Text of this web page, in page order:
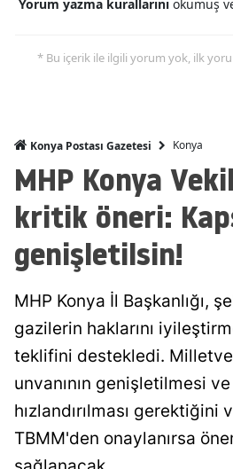
Yorum yazma kurallarını okumuş
* Bu içerik ile ilgili yorum yok, ilk
Konya Postası Gazetesi Konya
MHP Konya
kritik öneri:
genişletilsin!
MHP Konya İl Başkanlığı,
gazilerin haklarını
teklifini destekledi.
unvanının genişletilmesi
hızlandırılması gerektiğini
TBMM'den onaylanırsa